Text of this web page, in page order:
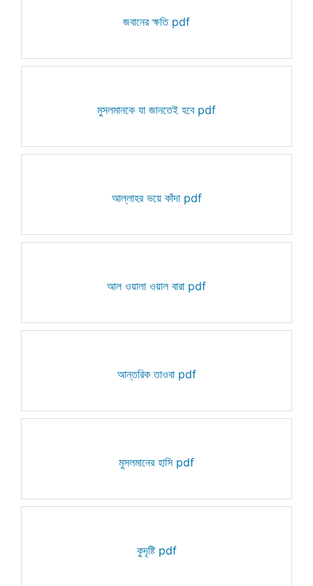
জবানের ক্ষতি pdf
মুসলমানকে যা জানতেই হবে pdf
আল্লাহর ভয়ে কাঁদা pdf
আল ওয়ালা ওয়াল বারা pdf
আন্তরিক তাওবা pdf
মুসলমানের হাসি pdf
কুদৃষ্টি pdf